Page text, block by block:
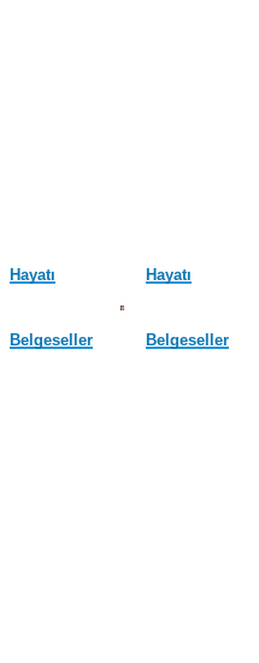
Hayatı
Belgeseller
Hayatı
Belgeseller